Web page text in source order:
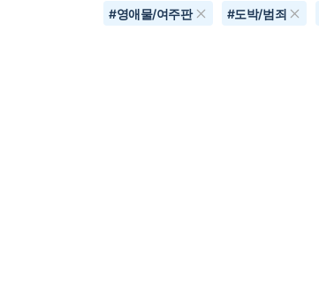
#영애물/여주판 #도박/범죄